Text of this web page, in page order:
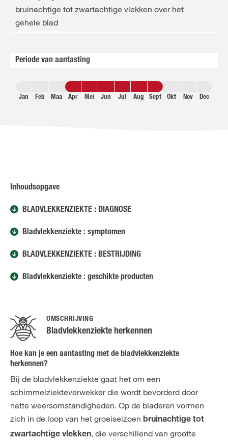
bruinachtige tot zwartachtige vlekken over het
gehele blad
Periode van aantasting
Jan Feb Maa Apr Mei Jun Jul Aug Sept Okt Nov Dec
Inhoudsopgave
BLADVLEKKENZIEKTE : DIAGNOSE
Bladvlekkenziekte : symptomen
BLADVLEKKENZIEKTE : BESTRIJDING
Bladvlekkenziekte : geschikte producten
OMSCHRIJVING
Bladvlekkenziekte herkennen
Hoe kan je een aantasting met de bladvlekkenziekte
herkennen?
Bij de bladvlekkenziekte gaat het om een
schimmelziekteverwekker die wordt bevorderd door
natte weersomstandigheden. Op de bladeren vormen
zich in de loop van het groeiseizoen bruinachtige tot
zwartachtige vlekken, die verschillend van grootte